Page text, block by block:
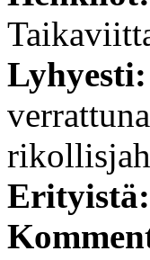
Lyhyesti:
Erityistä: